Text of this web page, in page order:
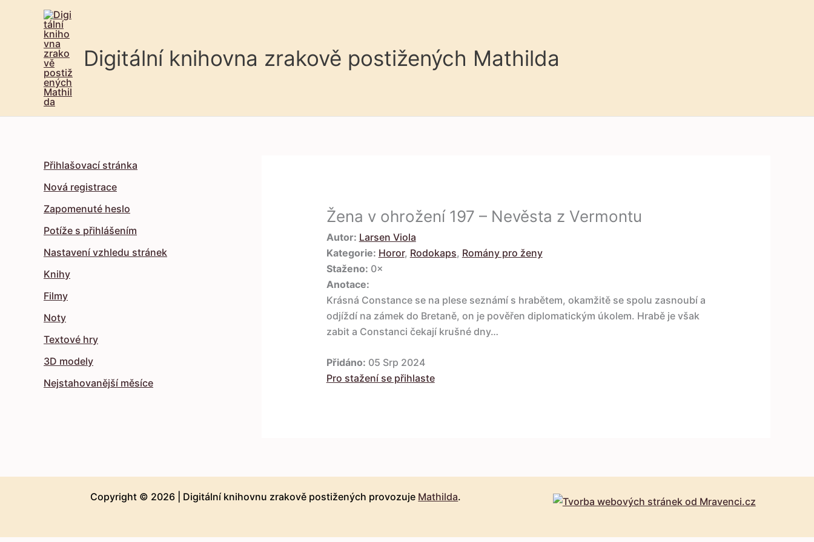
Digitální knihovna zrakově postižených Mathilda
Přihlašovací stránka
Nová registrace
Zapomenuté heslo
Potíže s přihlášením
Nastavení vzhledu stránek
Knihy
Filmy
Noty
Textové hry
3D modely
Nejstahovanější měsíce
Žena v ohrožení 197 – Nevěsta z Vermontu
Autor: Larsen Viola
Kategorie: Horor, Rodokaps, Romány pro ženy
Staženo: 0×
Anotace:
Krásná Constance se na plese seznámí s hrabětem, okamžitě se spolu zasnoubí a
odjíždí na zámek do Bretaně, on je pověřen diplomatickým úkolem. Hrabě je však
zabit a Constanci čekají krušné dny…
Přidáno: 05 Srp 2024
Pro stažení se přihlaste
Copyright © 2026 | Digitální knihovnu zrakově postižených provozuje Mathilda.